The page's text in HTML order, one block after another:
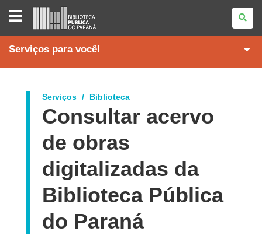
BIBLIOTECA
PARANÁ
Serviços para você!
Serviços Biblioteca
Consultar acervo
de obras
digitalizadas da
Biblioteca Pública
do Paraná